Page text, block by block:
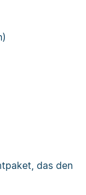
das den